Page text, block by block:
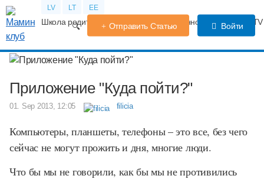
LV LT EE
Школа родителей Календарь беременности Форум
Отправить Статью Войти
Приложение "Куда пойти?"
01. Sep 2013, 12:05 filicia
Компьютеры, планшеты, телефоны – это все, без чего
сейчас не могут прожить и дня, многие люди.
Что бы мы не говорили, как бы мы не противились